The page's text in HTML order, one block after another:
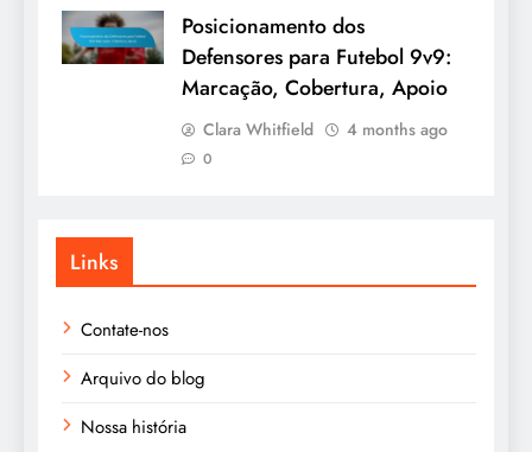
Posicionamento dos
Defensores para Futebol 9v9:
Marcação, Cobertura, Apoio
Clara Whitfield 4 months ago
0
Links
Contate-nos
Arquivo do blog
Nossa história